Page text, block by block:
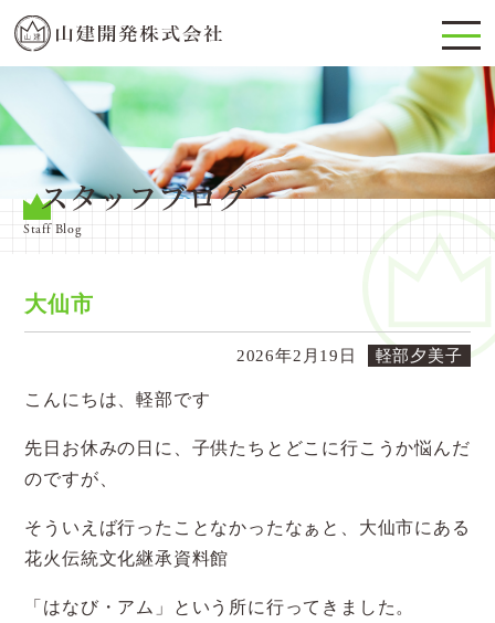
スタッフブログ
Staff Blog
大仙市
2026年2月19日 軽部夕美子
こんにちは、軽部です
先日お休みの日に、子供たちとどこに行こうか悩んだ
のですが、
そういえば行ったことなかったなぁと、大仙市にある
花火伝統文化継承資料館
「はなび・アム」という所に行ってきました。